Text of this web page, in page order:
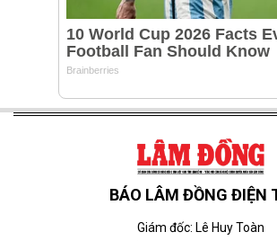
BÁO LÂM ĐỒNG ĐIỆN
Giám đốc: Lê Huy Toàn